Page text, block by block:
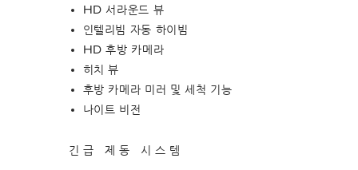
HD 서라운드 뷰
인텔리빔 자동 하이빔
HD 후방 카메라
히치 뷰
후방 카메라 미러 및 세척 기능
나이트 비전
긴급 제동 시스템